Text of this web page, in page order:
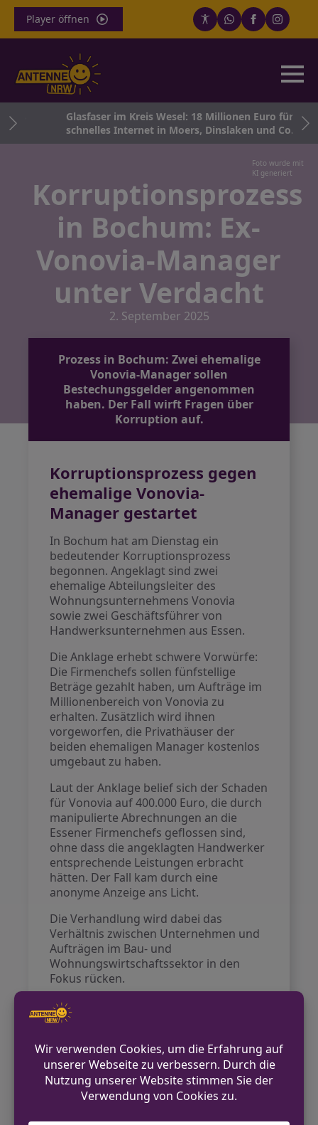
Player öffnen
Glasfaser im Kreis Wesel: 18 Millionen Euro für
schnelles Internet in Moers, Dinslaken und Co.
Foto wurde mit
KI generiert
Korruptionsprozess
in Bochum: Ex-
Vonovia-Manager
unter Verdacht
2. September 2025
Prozess in Bochum: Zwei ehemalige
Vonovia-Manager sollen
Bestechungsgelder angenommen
haben. Der Fall wirft Fragen über
Korruption auf.
Korruptionsprozess gegen
ehemalige Vonovia-
Manager gestartet
In Bochum hat am Dienstag ein
bedeutender Korruptionsprozess
begonnen. Angeklagt sind zwei
ehemalige Abteilungsleiter des
Wohnungsunternehmens Vonovia
sowie zwei Geschäftsführer von
Handwerksunternehmen aus Essen.
Die Anklage erhebt schwere Vorwürfe:
Die Firmenchefs sollen fünfstellige
Beträge gezahlt haben, um Aufträge im
Millionenbereich von Vonovia zu
erhalten. Zusätzlich wird ihnen
vorgeworfen, die Privathäuser der
beiden ehemaligen Manager kostenlos
umgebaut zu haben.
Laut der Anklage belief sich der Schaden
für Vonovia auf 400.000 Euro, die durch
manipulierte Abrechnungen an die
Essener Firmenchefs geflossen sind,
ohne dass die angeklagten Handwerker
entsprechende Leistungen erbracht
hätten. Der Fall kam durch eine
anonyme Anzeige ans Licht.
Die Verhandlung wird dabei das
Verhältnis zwischen Unternehmen und
Aufträgen im Bau- und
Wohnungswirtschaftssektor in den
Fokus rücken.
Der Prozess wird am Landgericht
Bochum verhandelt und bleibt in den
Beobachtung.
Quelle:WDR